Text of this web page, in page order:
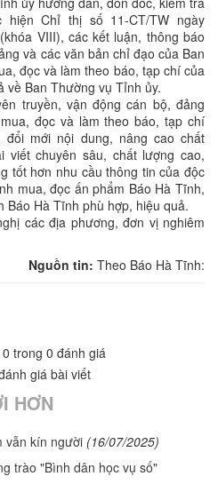
Chỉ thị số 11-CT/TW ngày
VIII), các kết luận, thông báo
và các văn bản chỉ đạo của Ban
đọc và làm theo báo, tạp chí của
về Ban Thường vụ Tỉnh ủy.
truyền, vận động cán bộ, đảng
đọc và làm theo báo, tạp chí
mới nội dung, nâng cao chất
viết chuyên sâu, chất lượng cao,
tốt hơn nhu cầu thông tin của độc
mua, đọc ấn phẩm Báo Hà Tĩnh,
Báo Hà Tĩnh phù hợp, hiệu quả.
các địa phương, đơn vị nghiêm
Nguồn tin: Theo Báo Hà Tĩnh:
trong 0 đánh giá
giá bài viết
HƠN
vẫn kín người (16/07/2025)
trào "Bình dân học vụ số"